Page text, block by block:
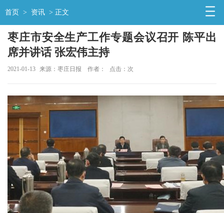
首页 > 资讯 > 正文
枣庄市安全生产工作专题会议召开 陈平出
席并讲话 张宏伟主持
2021-01-13 来源：枣庄日报 作者： 点击： 次